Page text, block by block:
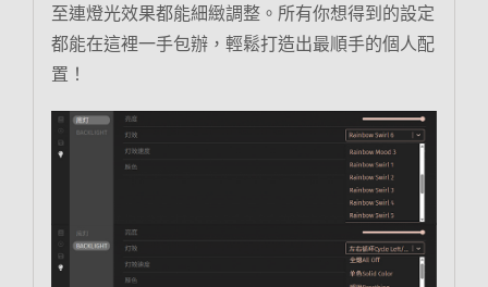
至連燈光效果都能細緻調整。所有你想得到的設定
都能在這裡一手包辦，輕鬆打造出最順手的個人配
置！